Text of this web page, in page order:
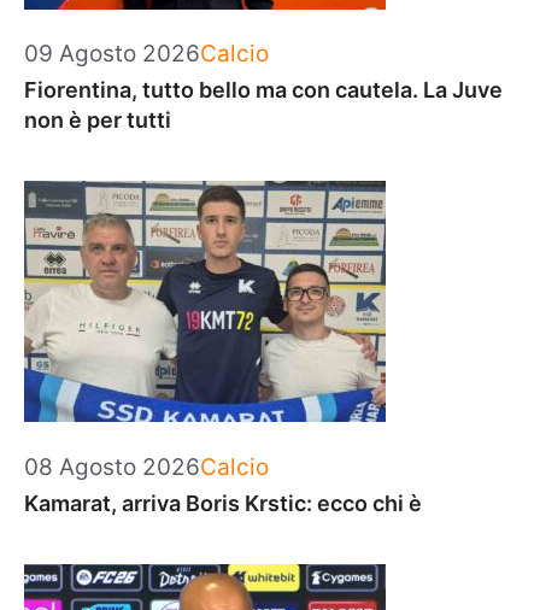
09 Agosto 2026Categorie
Calcio
Fiorentina, tutto bello ma con cautela. La Juve
non è per tutti
08 Agosto 2026Categorie
Calcio
Kamarat, arriva Boris Krstic: ecco chi è